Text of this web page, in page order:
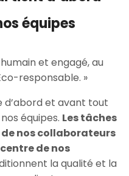
équipes
et engagé, au
responsable. »
d’abord et avant tout
équipes. Les tâches
nos collaborateurs
de nos
la qualité et la